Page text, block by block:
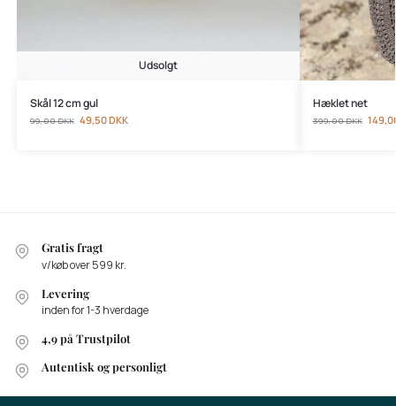
Udsolgt
Skål 12 cm gul
99,00DKK 49,50DKK
Hæklet net
399,00DKK
Gratis fragt
v/køb over 599 kr.
Levering
inden for 1-3 hverdage
4,9 på Trustpilot
Autentisk og personligt